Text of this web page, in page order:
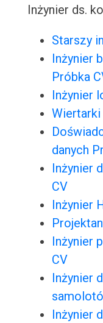
Inżynier ds.
Starszy
Inżynier
Próbka
Inżynier
Wiertarki
danych
Inżynier
CV
Inżynier
Inżynier
CV
Inżynier
Inżynier